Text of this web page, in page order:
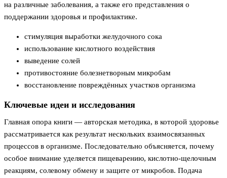
на различные заболевания, а также его представления о
поддержании здоровья и профилактике.
стимуляция выработки желудочного сока
использование кислотного воздействия
выведение солей
противостояние болезнетворным микробам
восстановление повреждённых участков организма
Ключевые идеи и исследования
Главная опора книги — авторская методика, в которой здоровье
рассматривается как результат нескольких взаимосвязанных
процессов в организме. Последовательно объясняется, почему
особое внимание уделяется пищеварению, кислотно-щелочным
реакциям, солевому обмену и защите от микробов. Подача